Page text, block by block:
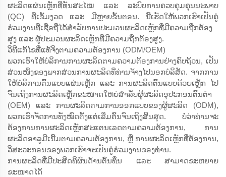
ຜະລິດແຜ່ນເຫຼັກທີ່ທັນສະໄໝ ແລະ ລະບົບການຄວບຄຸມຄຸນນະພາບ
(QC) ທີ່ເຂັ້ມງວດ ແລະ ມີຫຼາຍຂັ້ນຕອນ. ນີ້ເຮັດໃຫ້ພວກເຮົາເປັນຄູ່
ຮ່ວມງານທີ່ເຊື່ອຖືໄດ້ສຳລັບການປະມວນຜະລິດເຫຼັກທີ່ມີຄວາມຖືກຕ້ອງ
ສູງ ແລະ ຜູ້ປະມວນຜະລິດເຫຼັກທີ່ມີຄວາມຖືກຕ້ອງສູງ.
ວິທີແກ້ໄຂທີ່ແທ້ຈິງຕາມຄວາມຕ້ອງການ (ODM/OEM)
ພວກເຮົາໃຫ້ບໍລິການການຜະລິດຕາມຄວາມຕ້ອງການຢ່າງຄົບຖ້ວນ, ເປັນ
ສ່ວນໜຶ່ງຂອງພາກສ່ວນການຜະລິດທີ່ທ່ານຈ້າງໄປນອກບໍລິສັດ. ຈາກການ
ໃຫ້ບໍລິການຕົ້ນແບບແຜ່ນເຫຼັກ ແລະ ການຜະລິດຕົ້ນແບບດ້ວຍເຫຼັກ ໄປ
ຈົນເຖິງການຜະລິດເຫຼັກຂະໜາດໃຫຍ່ສຳລັບຜູ້ຜະລິດອຸປະກອນຕົ້ນຕຳ
(OEM) ແລະ ການຜະລິດຕາມການອອກແບບຂອງຜູ້ຜະລິດ (ODM),
ພວກເຮົາຈັດການທັງໝົດຕັ້ງແຕ່ເລີ່ມຕົ້ນຈົນເຖິງສິ້ນສຸດ. ບໍ່ວ່າທ່ານຈະ
ຕ້ອງການການຜະລິດເຫຼັກສະແຕນເລດຕາມຄວາມຕ້ອງການ, ການ
ຜະລິດອາລູມີເນີ້ມຕາມຄວາມຕ້ອງການ, ຫຼື ການຜະລິດເຫຼັກທີ່ຕ້ອງການ,
ວິສະວະກອນຂອງພວກເຮົາຈະເປັນຄູ່ຮ່ວມງານຂອງທ່ານ.
ການຜະລິດທີ່ມີປະສິດທິຜົນດ້ານຕົ້ນທຶນ ແລະ ສາມາດຂະຫຍາຍ
ຂະໜາດໄດ້